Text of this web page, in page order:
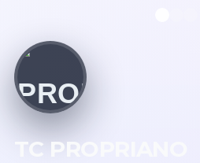
TC PROPRIANO